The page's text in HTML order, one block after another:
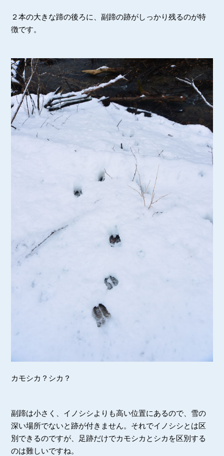
２本の大きな蹄の後ろに、副蹄の跡がしっかり残るのが特
徴です。
カモシカ？シカ？
副蹄は小さく、イノシシよりも高い位置にあるので、雪の
深い場所でないと跡が付きません。それでイノシシとは区
別できるのですが、足跡だけでカモシカとシカを区別する
のは難しいですね。